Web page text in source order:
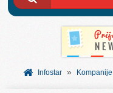
AKCIJE I KATALOZI
BESPLATNI VAUČERI
SVET INFORMACIJA
Infostar » Kompanije